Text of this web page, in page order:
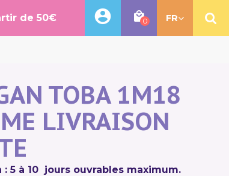
de 50€ 0 FR
TOBA 1M18
LIVRAISON
: 5 à 10 jours ouvrables maximum.